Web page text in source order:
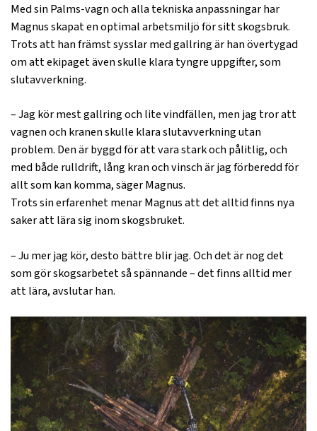
Med sin Palms-vagn och alla tekniska anpassningar har
Magnus skapat en optimal arbetsmiljö för sitt skogsbruk.
Trots att han främst sysslar med gallring är han övertygad
om att ekipaget även skulle klara tyngre uppgifter, som
slutavverkning.
– Jag kör mest gallring och lite vindfällen, men jag tror att
vagnen och kranen skulle klara slutavverkning utan
problem. Den är byggd för att vara stark och pålitlig, och
med både rulldrift, lång kran och vinsch är jag förberedd för
allt som kan komma, säger Magnus.
Trots sin erfarenhet menar Magnus att det alltid finns nya
saker att lära sig inom skogsbruket.
– Ju mer jag kör, desto bättre blir jag. Och det är nog det
som gör skogsarbetet så spännande – det finns alltid mer
att lära, avslutar han.